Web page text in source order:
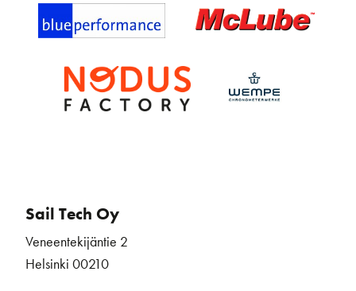
Sail Tech Oy
Veneentekijäntie 2
Helsinki 00210